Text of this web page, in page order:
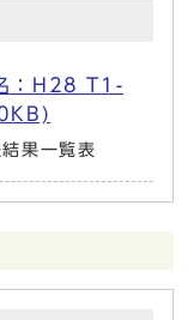
：H28 T1-
果一覧表